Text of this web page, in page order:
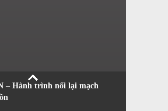
– Hành trình nối lại mạch